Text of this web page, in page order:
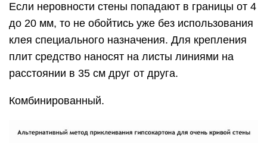
Если неровности стены попадают в границы от 4
до 20 мм, то не обойтись уже без использования
клея специального назначения. Для крепления
плит средство наносят на листы линиями на
расстоянии в 35 см друг от друга.
Комбинированный.